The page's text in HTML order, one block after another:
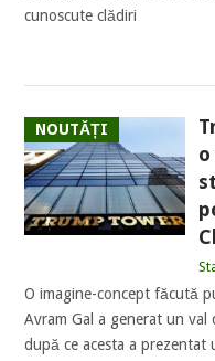
cunoscute clădiri
NOUTĂȚI
O imagine-concept făcută
Avram Gal a generat un val
după ce acesta a prezentat